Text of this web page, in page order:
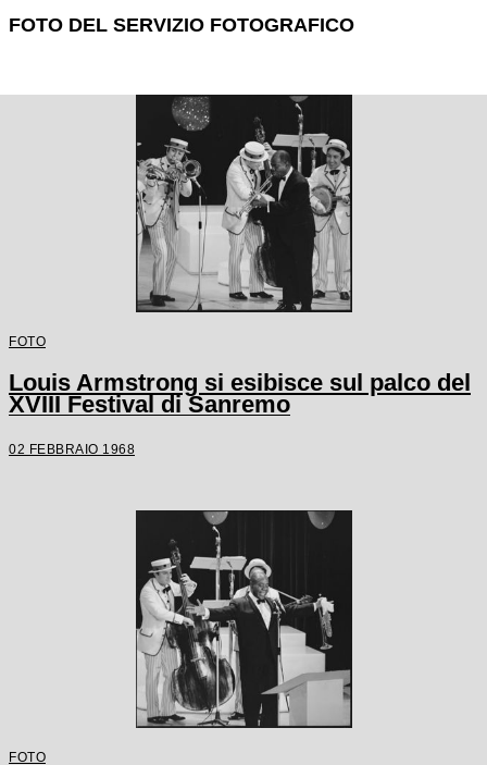
FOTO DEL SERVIZIO FOTOGRAFICO
FOTO
Louis Armstrong si esibisce sul palco del
XVIII Festival di Sanremo
02 FEBBRAIO 1968
FOTO